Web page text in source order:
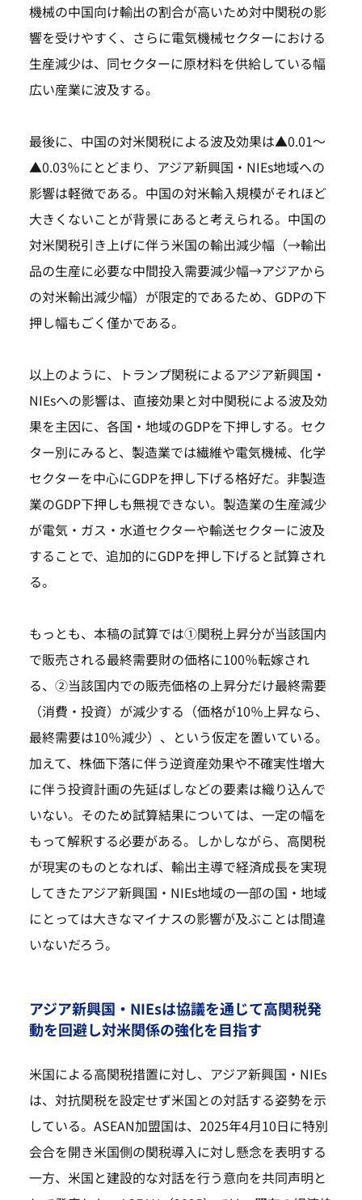
機械の中国向け輸出の割合が高いため対中関税の影
響を受けやすく、さらに電気機械セクターにおける
生産減少は、同セクターに原材料を供給している幅
広い産業に波及する。
最後に、中国の対米関税による波及効果は▲0.01～
▲0.03％にとどまり、アジア新興国・NIEs地域への
影響は軽微である。中国の対米輸入規模がそれほど
大きくないことが背景にあると考えられる。中国の
対米関税引き上げに伴う米国の輸出減少幅（→輸出
品の生産に必要な中間投入需要減少幅→アジアから
の対米輸出減少幅）が限定的であるため、GDPの下
押し幅もごく僅かである。
以上のように、トランプ関税によるアジア新興国・
NIEsへの影響は、直接効果と対中関税による波及効
果を主因に、各国・地域のGDPを下押しする。セク
ター別にみると、製造業では繊維や電気機械、化学
セクターを中心にGDPを押し下げる格好だ。非製造
業のGDP下押しも無視できない。製造業の生産減少
が電気・ガス・水道セクターや輸送セクターに波及
することで、追加的にGDPを押し下げると試算され
る。
もっとも、本稿の試算では①関税上昇分が当該国内
で販売される最終需要財の価格に100％転嫁され
る、②当該国内での販売価格の上昇分だけ最終需要
（消費・投資）が減少する（価格が10％上昇なら、
最終需要は10％減少）、という仮定を置いている。
加えて、株価下落に伴う逆資産効果や不確実性増大
に伴う投資計画の先延ばしなどの要素は織り込んで
いない。そのため試算結果については、一定の幅を
もって解釈する必要がある。しかしながら、高関税
が現実のものとなれば、輸出主導で経済成長を実現
してきたアジア新興国・NIEs地域の一部の国・地域
にとっては大きなマイナスの影響が及ぶことは間違
いないだろう。
アジア新興国・NIEsは協議を通じて高関税発
動を回避し対米関係の強化を目指す
米国による高関税措置に対し、アジア新興国・NIEs
は、対抗関税を設定せず米国との対話する姿勢を示
している。ASEAN加盟国は、2025年4月10日に特別
会合を開き米国側の関税導入に対し懸念を表明する
一方、米国と建設的な対話を行う意向を共同声明と